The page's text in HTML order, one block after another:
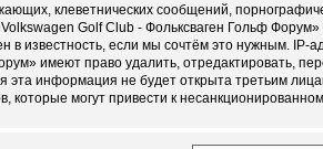
клеветнических сообщений,
Golf Club - Фольксваген Гольф
известность, если мы сочтём это нужным.
имеют право удалить, отредактировать,
эта информация не будет открыта третьим
могут привести к